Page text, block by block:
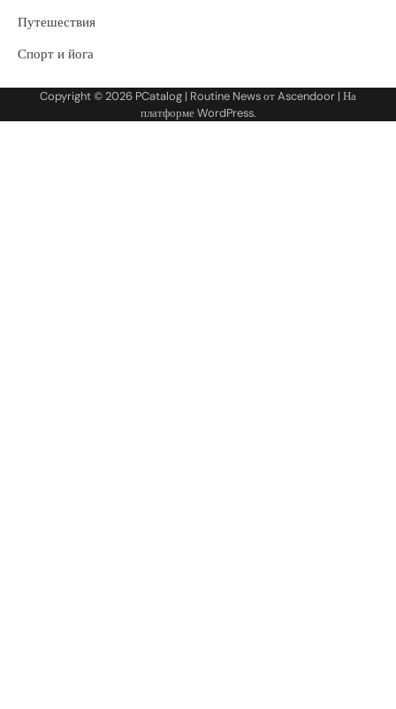
Путешествия
Спорт и йога
Copyright © 2026 PCatalog | Routine News отAscendoor | На
платформеWordPress.